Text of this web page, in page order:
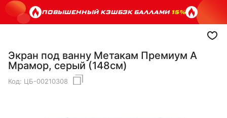
ПОВЫШЕННЫЙ КЭШБЭК БАЛЛАМИ15%
Экран под ванну Метакам Премиум А
Мрамор, серый (148см)
Код: ЦБ-00210308